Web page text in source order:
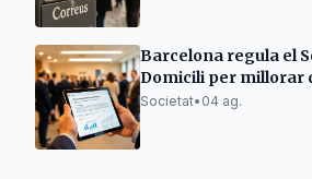
Barcelona regula el
Domicili per millorar
eficiència
Societat• 04 ag.